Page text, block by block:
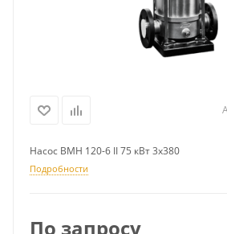
Насос ВМН 120-6 II 75 кВт 3х380
Подробности
По запросу